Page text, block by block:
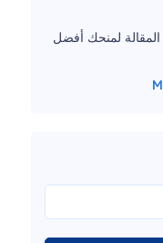
المقالة لمنحك أفضل